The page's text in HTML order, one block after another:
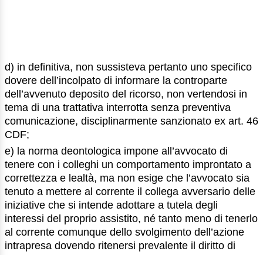
d) in definitiva, non sussisteva pertanto uno specifico
dovere dell’incolpato di informare la controparte
dell’avvenuto deposito del ricorso, non vertendosi in
tema di una trattativa interrotta senza preventiva
comunicazione, disciplinarmente sanzionato ex art. 46
CDF;
e) la norma deontologica impone all’avvocato di
tenere con i colleghi un comportamento improntato a
correttezza e lealtà, ma non esige che l’avvocato sia
tenuto a mettere al corrente il collega avversario delle
iniziative che si intende adottare a tutela degli
interessi del proprio assistito, né tanto meno di tenerlo
al corrente comunque dello svolgimento dell’azione
intrapresa dovendo ritenersi prevalente il diritto di